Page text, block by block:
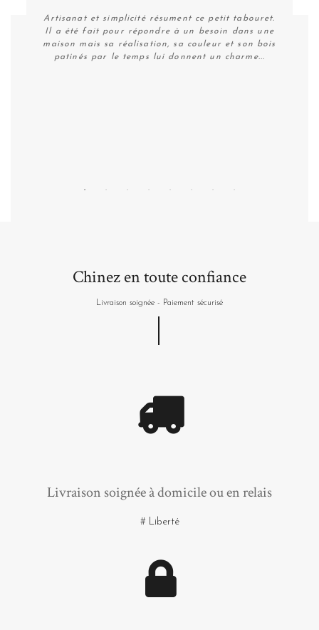
Artisanat et simplicité résument ce petit tabouret.
Il a été fait pour répondre à un besoin dans une
maison mais sa réalisation, sa couleur et son bois
patinés par le temps lui donnent un charme...
Chinez en toute confiance
Livraison soignée - Paiement sécurisé
Livraison soignée à domicile ou en relais
# Liberté